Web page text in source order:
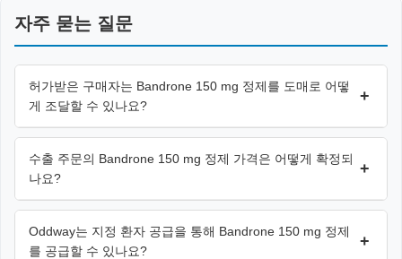
자주 묻는 질문
허가받은 구매자는 Bandrone 150 mg 정제를 도매로 어떻
게 조달할 수 있나요?
+
수출 주문의 Bandrone 150 mg 정제 가격은 어떻게 확정되
나요?
+
Oddway는 지정 환자 공급을 통해 Bandrone 150 mg 정제
를 공급할 수 있나요?
+